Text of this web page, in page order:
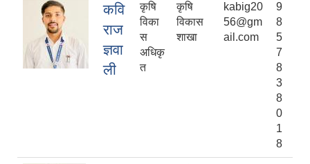
कवि
राज
ज्ञवा
ली
कृषि
विका
स
अधिकृ
त
कृषि
विकास
शाखा
kabig20
56@gm
ail.com
9
8
5
7
8
3
8
0
1
8